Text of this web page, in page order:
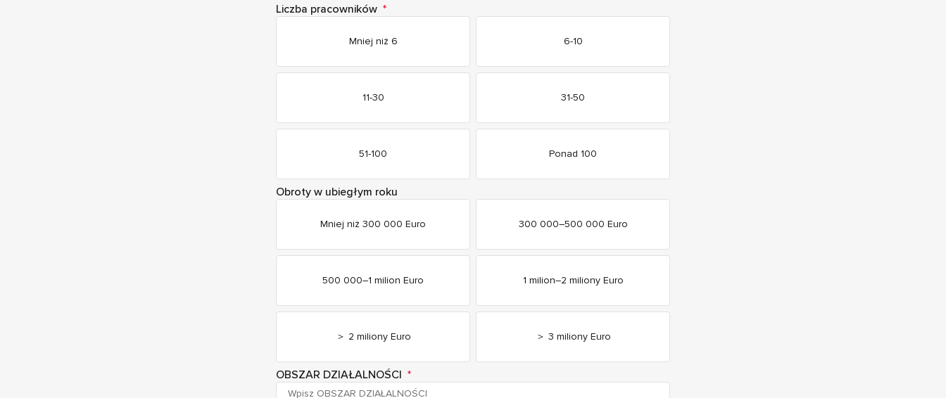
Liczba pracowników *
Mniej niż 6 6-10
11-30 31-50
51-100 Ponad 100
Obroty w ubiegłym roku
Mniej niż 300 000 Euro 300 000–500 000 Euro
500 000–1 milion Euro 1 milion–2 miliony Euro
＞ 2 miliony Euro ＞ 3 miliony Euro
OBSZAR DZIAŁALNOŚCI *